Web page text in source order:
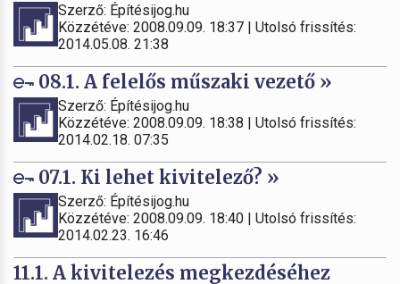
Szerző: Építésijog.hu
Közzétéve: 2008.09.09. 18:37 | Utolsó frissítés:
2014.05.08. 21:38
08.1. A felelős műszaki vezető »
Szerző: Építésijog.hu
Közzétéve: 2008.09.09. 18:38 | Utolsó frissítés:
2014.02.18. 07:35
07.1. Ki lehet kivitelező? »
Szerző: Építésijog.hu
Közzétéve: 2008.09.09. 18:40 | Utolsó frissítés:
2014.02.23. 16:46
11.1. A kivitelezés megkezdéséhez